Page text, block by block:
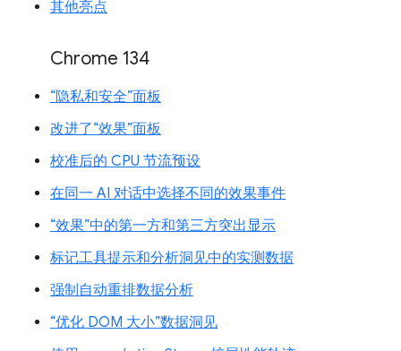
其他亮点
Chrome 134
“隐私和安全”面板
改进了“效果”面板
校准后的 CPU 节流预设
在同一 AI 对话中选择不同的效果事件
“效果”中的第一方和第三方突出显示
标记工具提示和分析洞见中的实测数据
强制自动重排数据分析
“优化 DOM 大小”数据洞见